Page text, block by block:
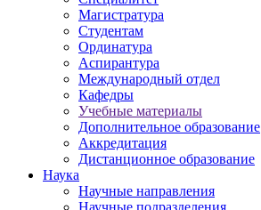
Магистратура
Студентам
Ординатура
Аспирантура
Международный отдел
Кафедры
Учебные материалы
Дополнительное образование
Аккредитация
Дистанционное образование
Наука
Научные направления
Научные подразделения